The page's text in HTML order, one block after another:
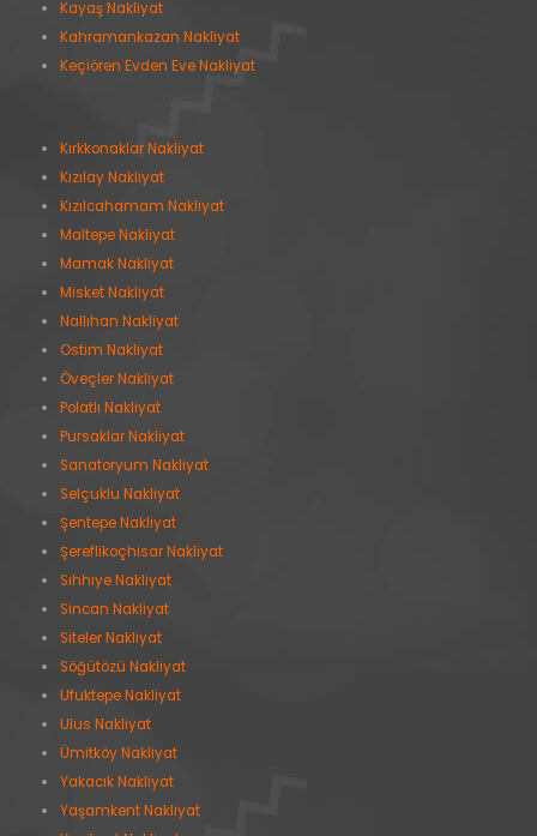
Kayaş Nakliyat
Kahramankazan Nakliyat
Keçiören Evden Eve Nakliyat
Kırkkonaklar Nakliyat
Kızılay Nakliyat
Kızılcahamam Nakliyat
Maltepe Nakliyat
Mamak Nakliyat
Misket Nakliyat
Nallıhan Nakliyat
Ostim Nakliyat
Öveçler Nakliyat
Polatlı Nakliyat
Pursaklar Nakliyat
Sanatoryum Nakliyat
Selçuklu Nakliyat
Şentepe Nakliyat
Şereflikoçhisar Nakliyat
Sıhhıye Nakliyat
Sincan Nakliyat
Siteler Nakliyat
Söğütözü Nakliyat
Ufuktepe Nakliyat
Ulus Nakliyat
Ümitköy Nakliyat
Yakacık Nakliyat
Yaşamkent Nakliyat